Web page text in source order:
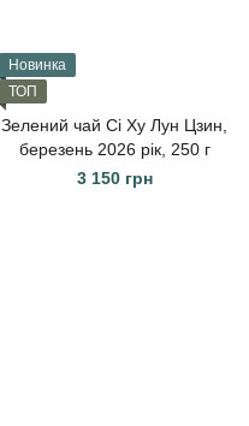
Новинка
ТОП
Зелений чай Сі Ху Лун Цзин,
березень 2026 рік, 250 г
3 150 грн